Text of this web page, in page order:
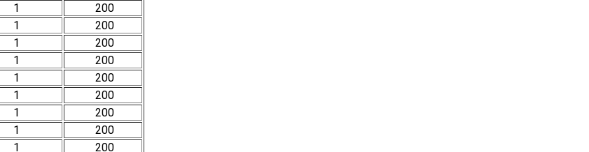
1
200
1
200
1
200
1
200
1
200
1
200
1
200
1
200
1 200